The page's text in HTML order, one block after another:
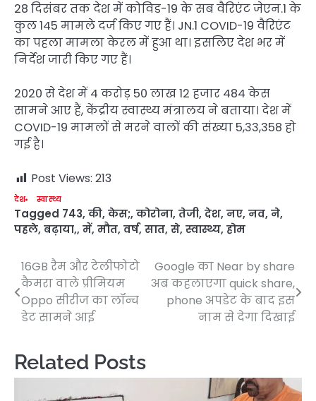
28 दिसंबर तक देश में कोविड-19 के सब वैरिएंट जेएन.1 के
कुल 145 मामले दर्ज किए गए हैं। JN.1 COVID-19 वैरिएंट
का पहला मामला केरल में हुआ था। इसलिए देश भर में
निर्देश जारी किए गए हैं।
2020 से देश में 4 करोड़ 50 लाख 12 हजार 484 केस
सामने आए हैं, केंद्रीय स्वास्थ्य मंत्रालय ने बताया। देश में
COVID-19 मामलों से मरने वालों की संख्या 5,33,358 हो
गई है।
Post Views: 213
देश स्वास्थ्य
Tagged 743, की, केस;, कोरोना, तेजी, देश, नए, नव, ने,
पहले, बढ़ाया,, में, मौत, वर्ष, सात, से, स्वास्थ्य, होम
Post
navigation
16GB रैम और टेलीफोटो
कैमरा वाले प्रीमियम
Oppo सीरीज का लॉन्च
डेट सामने आई
Google का Near by share
अब कहलाएगा quick share,
phone अपडेट के बाद इस
नाम से देगा दिखाई
Related Posts